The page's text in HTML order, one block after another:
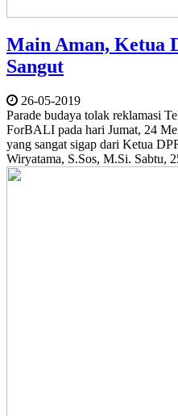
Main Aman, Ketua
Sangut
26-05-2019
Parade budaya tolak reklamasi
ForBALI pada hari Jumat, 24
yang sangat sigap dari Ketua
Wiryatama, S.Sos, M.Si. Sabtu,